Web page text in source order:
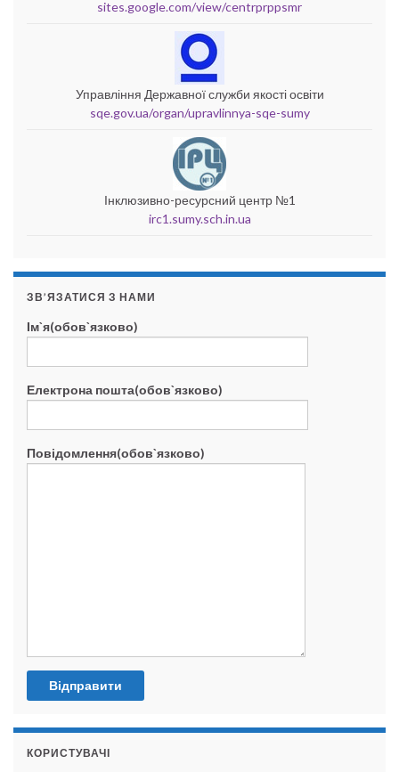
sites.google.com/view/centrprppsmr
Управління Державної служби якості освіти
sqe.gov.ua/organ/upravlinnya-sqe-sumy
Інклюзивно-ресурсний центр №1
irc1.sumy.sch.in.ua
ЗВ’ЯЗАТИСЯ З НАМИ
Ім`я(обов`язково)
Електрона пошта(обов`язково)
Повідомлення(обов`язково)
КОРИСТУВАЧІ